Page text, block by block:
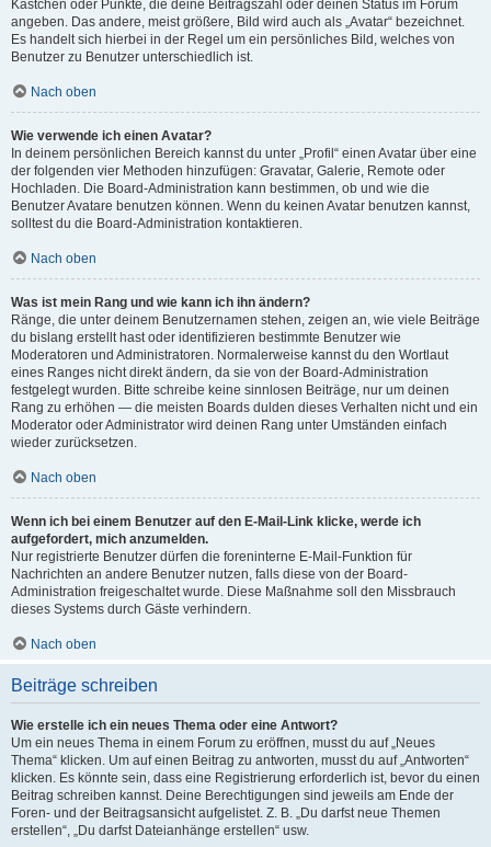
Kästchen oder Punkte, die deine Beitragszahl oder deinen Status im Forum
angeben. Das andere, meist größere, Bild wird auch als „Avatar“ bezeichnet.
Es handelt sich hierbei in der Regel um ein persönliches Bild, welches von
Benutzer zu Benutzer unterschiedlich ist.
Nach oben
Wie verwende ich einen Avatar?
In deinem persönlichen Bereich kannst du unter „Profil“ einen Avatar über eine
der folgenden vier Methoden hinzufügen: Gravatar, Galerie, Remote oder
Hochladen. Die Board-Administration kann bestimmen, ob und wie die
Benutzer Avatare benutzen können. Wenn du keinen Avatar benutzen kannst,
solltest du die Board-Administration kontaktieren.
Nach oben
Was ist mein Rang und wie kann ich ihn ändern?
Ränge, die unter deinem Benutzernamen stehen, zeigen an, wie viele Beiträge
du bislang erstellt hast oder identifizieren bestimmte Benutzer wie
Moderatoren und Administratoren. Normalerweise kannst du den Wortlaut
eines Ranges nicht direkt ändern, da sie von der Board-Administration
festgelegt wurden. Bitte schreibe keine sinnlosen Beiträge, nur um deinen
Rang zu erhöhen — die meisten Boards dulden dieses Verhalten nicht und ein
Moderator oder Administrator wird deinen Rang unter Umständen einfach
wieder zurücksetzen.
Nach oben
Wenn ich bei einem Benutzer auf den E-Mail-Link klicke, werde ich
aufgefordert, mich anzumelden.
Nur registrierte Benutzer dürfen die foreninterne E-Mail-Funktion für
Nachrichten an andere Benutzer nutzen, falls diese von der Board-
Administration freigeschaltet wurde. Diese Maßnahme soll den Missbrauch
dieses Systems durch Gäste verhindern.
Nach oben
Beiträge schreiben
Wie erstelle ich ein neues Thema oder eine Antwort?
Um ein neues Thema in einem Forum zu eröffnen, musst du auf „Neues
Thema“ klicken. Um auf einen Beitrag zu antworten, musst du auf „Antworten“
klicken. Es könnte sein, dass eine Registrierung erforderlich ist, bevor du einen
Beitrag schreiben kannst. Deine Berechtigungen sind jeweils am Ende der
Foren- und der Beitragsansicht aufgelistet. Z. B. „Du darfst neue Themen
erstellen“, „Du darfst Dateianhänge erstellen“ usw.